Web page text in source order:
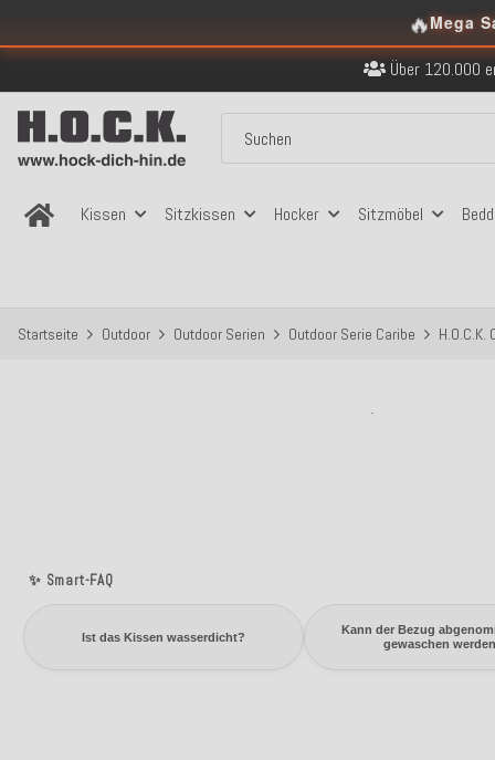
🔥Mega
Kostenloser Versand
Über 120.000
Sicher
Kissen Sitzkissen Hocker Sitzmöbel
Startseite Outdoor Outdoor Serien Outdoor Serie Caribe
✨ Smart-FAQ
Ist das Kissen wasserdicht?
Kann der Bezug
gewaschen